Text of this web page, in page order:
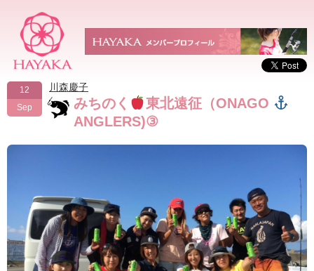
12
Sep
川森慶子
みちのく
東北遠征（ONAGO
ANGLERS)③